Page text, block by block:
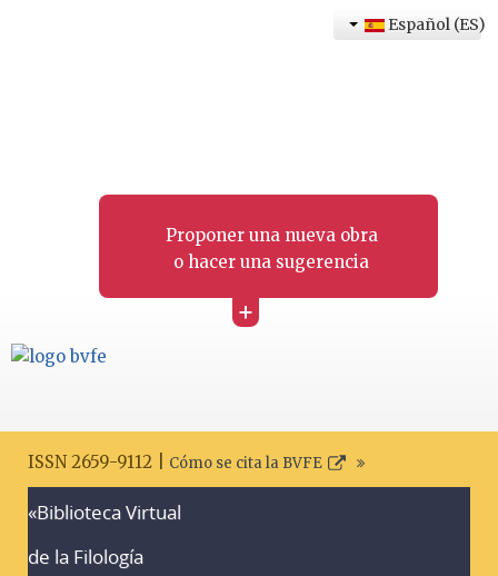
Proponer una nueva obra
o hacer una sugerencia
+
Español (ES)
ISSN 2659-9112 | Cómo se cita la BVFE
«Biblioteca Virtual
de la Filología